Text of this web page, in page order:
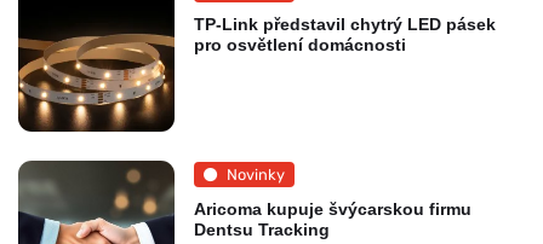
TP-Link představil chytrý LED pásek
pro osvětlení domácnosti
Novinky
Aricoma kupuje švýcarskou firmu
Dentsu Tracking